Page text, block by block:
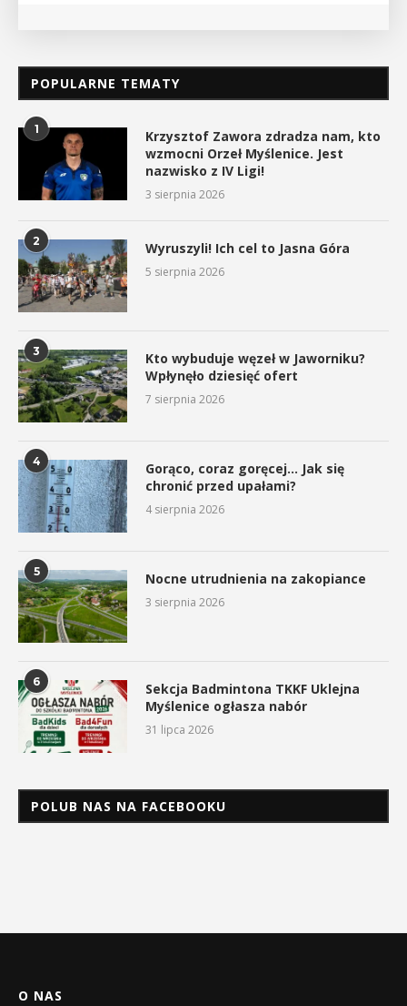
POPULARNE TEMATY
1
Krzysztof Zawora zdradza nam, kto
wzmocni Orzeł Myślenice. Jest
nazwisko z IV Ligi!
3 sierpnia 2026
2 Wyruszyli! Ich cel to Jasna Góra
5 sierpnia 2026
3
Kto wybuduje węzeł w Jaworniku?
Wpłynęło dziesięć ofert
7 sierpnia 2026
4
Gorąco, coraz goręcej… Jak się
chronić przed upałami?
4 sierpnia 2026
5 Nocne utrudnienia na zakopiance
3 sierpnia 2026
6
Sekcja Badmintona TKKF Uklejna
Myślenice ogłasza nabór
31 lipca 2026
POLUB NAS NA FACEBOOKU
O NAS